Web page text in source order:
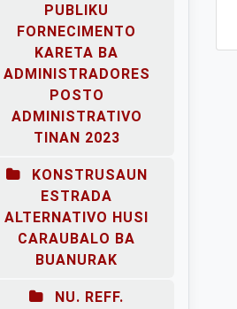
PUBLIKU
FORNECIMENTO
KARETA BA
ADMINISTRADORES
POSTO
ADMINISTRATIVO
TINAN 2023
KONSTRUSAUN
ESTRADA
ALTERNATIVO HUSI
CARAUBALO BA
BUANURAK
NU. REFF.